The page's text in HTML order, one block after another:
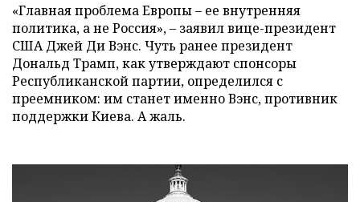
«Главная проблема Европы – ее внутренняя
политика, а не Россия», – заявил вице-президент
США Джей Ди Вэнс. Чуть ранее президент
Дональд Трамп, как утверждают спонсоры
Республиканской партии, определился с
преемником: им станет именно Вэнс, противник
поддержки Киева. А жаль.